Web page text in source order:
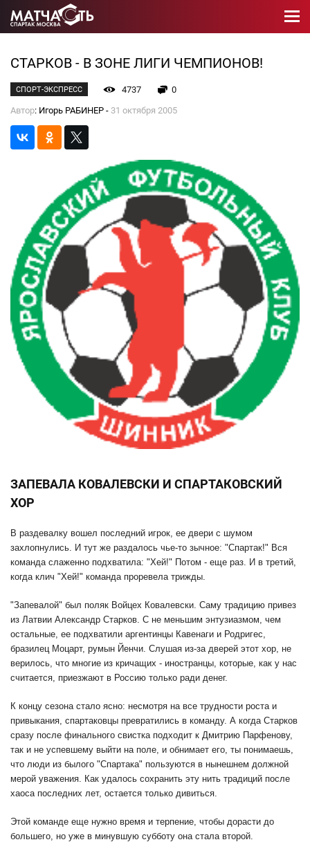
СТАРКОВ - В ЗОНЕ ЛИГИ ЧЕМПИОНОВ!
СПОРТ-ЭКСПРЕСС 4737
0
Автор: Игорь РАБИНЕР - 31 октября 2005
ЗАПЕВАЛА КОВАЛЕВСКИ И СПАРТАКОВСКИЙ
ХОР
В раздевалку вошел последний игрок, ее двери с шумом
захлопнулись. И тут же раздалось чье-то зычное: "Спартак!" Вся
команда слаженно подхватила: "Хей!" Потом - еще раз. И в третий,
когда клич "Хей!" команда проревела трижды.
"Запевалой" был поляк Войцех Ковалевски. Саму традицию привез
из Латвии Александр Старков. С не меньшим энтузиазмом, чем
остальные, ее подхватили аргентинцы Кавенаги и Родригес,
бразилец Моцарт, румын Йенчи. Слушая из-за дверей этот хор, не
верилось, что многие из кричащих - иностранцы, которые, как у нас
считается, приезжают в Россию только ради денег.
К концу сезона стало ясно: несмотря на все трудности роста и
привыкания, спартаковцы превратились в команду. А когда Старков
сразу после финального свистка подходит к Дмитрию Парфенову,
так и не успевшему выйти на поле, и обнимает его, ты понимаешь,
что люди из былого "Спартака" пользуются в нынешнем должной
мерой уважения. Как удалось сохранить эту нить традиций после
хаоса последних лет, остается только дивиться.
Этой команде еще нужно время и терпение, чтобы дорасти до
большего, но уже в минувшую субботу она стала второй.